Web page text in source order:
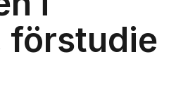
förstudie